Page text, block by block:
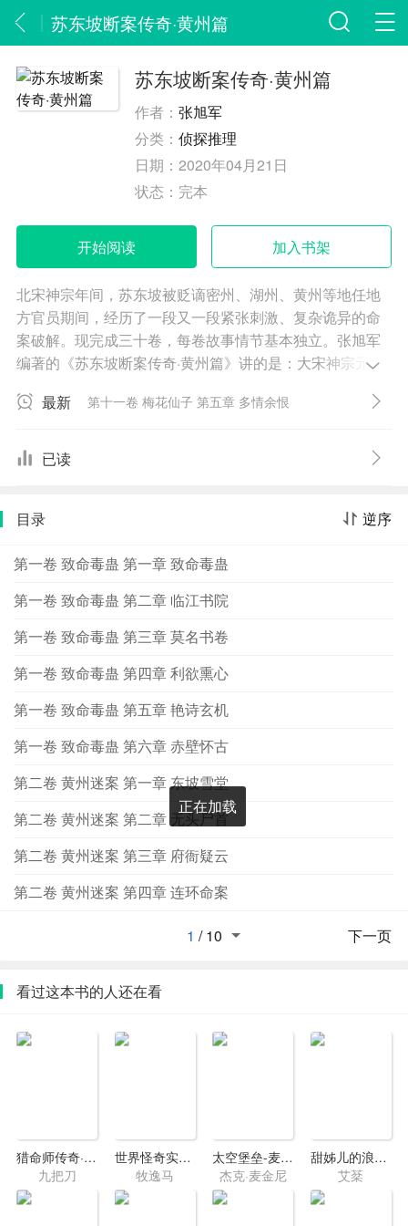
苏东坡断案传奇·黄州篇
苏东坡断案传奇·黄州篇
作者：张旭军
分类：侦探推理
日期：2020年04月21日
状态： 完本
开始阅读 加入书架
北宋神宗年间，苏东坡被贬谪密州、湖州、黄州等地任地
方官员期间，经历了一段又一段紧张刺激、复杂诡异的命
案破解。现完成三十卷，每卷故事情节基本独立。张旭军
编著的《苏东坡断案传奇·黄州篇》讲的是：大宋神宗元丰
断奇案的故事。《苏东坡断案传奇·黄州篇》采用中国传统
推理性、故事性，又赋予传统的文学性、历史性，故事情
最新 第十一卷 梅花仙子 第五章 多情余恨
已读
逆序
目录
第一卷 致命毒蛊 第一章 致命毒蛊
第一卷 致命毒蛊 第二章 临江书院
第一卷 致命毒蛊 第三章 莫名书卷
第一卷 致命毒蛊 第四章 利欲熏心
第一卷 致命毒蛊 第五章 艳诗玄机
第一卷 致命毒蛊 第六章 赤壁怀古
第二卷 黄州迷案 第一章 东坡雪堂
第二卷 黄州迷案 第二章 无头尸首
第二卷 黄州迷案 第三章 府衙疑云
第二卷 黄州迷案 第四章 连环命案
下一页
1 /10
看过这本书的人还在看
猎命师传奇·卷九
九把刀
世界怪奇实话（上）
牧逸马
太空堡垒-麦克罗斯传奇
杰克·麦金尼
甜姊儿的浪漫奇遇
艾棻
正在加载